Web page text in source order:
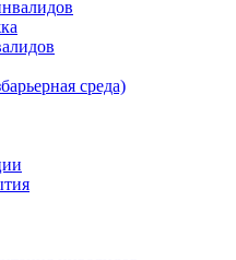
среда)